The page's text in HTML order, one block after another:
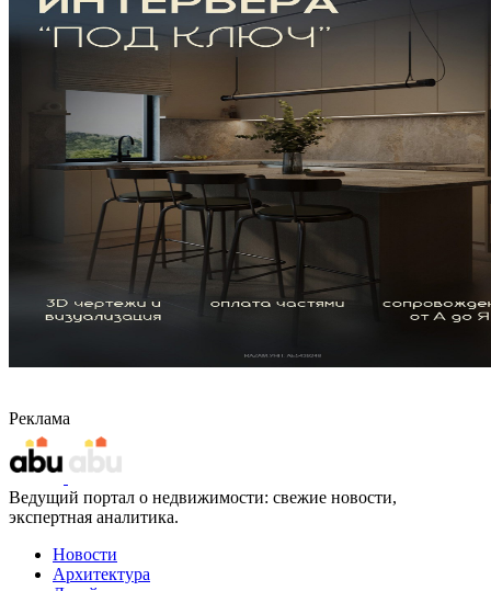
Реклама
Ведущий портал о недвижимости: свежие новости,
экспертная аналитика.
Новости
Архитектура